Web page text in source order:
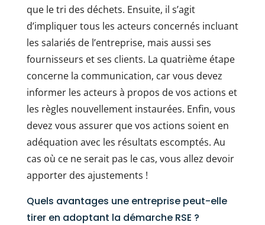
que le tri des déchets. Ensuite, il s’agit
d’impliquer tous les acteurs concernés incluant
les salariés de l’entreprise, mais aussi ses
fournisseurs et ses clients. La quatrième étape
concerne la communication, car vous devez
informer les acteurs à propos de vos actions et
les règles nouvellement instaurées. Enfin, vous
devez vous assurer que vos actions soient en
adéquation avec les résultats escomptés. Au
cas où ce ne serait pas le cas, vous allez devoir
apporter des ajustements !
Quels avantages une entreprise peut-elle
tirer en adoptant la démarche RSE ?